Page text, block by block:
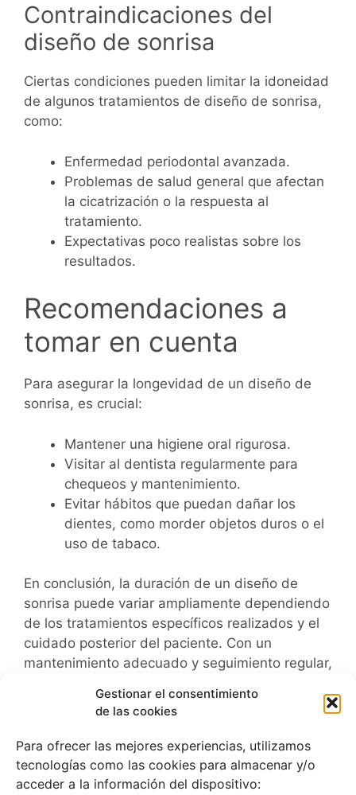
Gestionar el consentimiento
de las cookies
Para ofrecer las mejores experiencias, utilizamos
tecnologías como las cookies para almacenar y/o
acceder a la información del dispositivo:
Contraindicaciones del
diseño de sonrisa
Ciertas condiciones pueden limitar la idoneidad
de algunos tratamientos de diseño de sonrisa,
como:
Enfermedad periodontal avanzada.
Problemas de salud general que afectan
la cicatrización o la respuesta al
tratamiento.
Expectativas poco realistas sobre los
resultados.
Recomendaciones a
tomar en cuenta
Para asegurar la longevidad de un diseño de
sonrisa, es crucial:
Mantener una higiene oral rigurosa.
Visitar al dentista regularmente para
chequeos y mantenimiento.
Evitar hábitos que puedan dañar los
dientes, como morder objetos duros o el
uso de tabaco.
En conclusión, la duración de un diseño de
sonrisa puede variar ampliamente dependiendo
de los tratamientos específicos realizados y el
cuidado posterior del paciente. Con un
mantenimiento adecuado y seguimiento regular,
hasta una década o más, permitiendo a las
saludable a largo plazo.